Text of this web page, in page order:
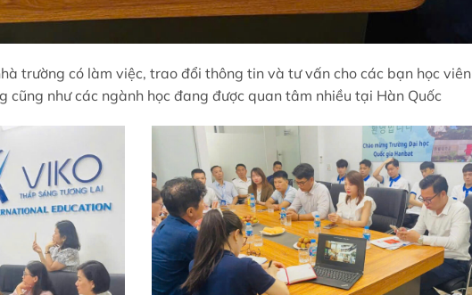
trường có làm việc, trao đổi thông tin và tư vấn cho các bạn học
cũng như các ngành học đang được quan tâm nhiều tại Hàn Quốc